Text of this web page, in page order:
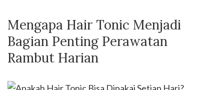
Mengapa Hair Tonic Menjadi
Bagian Penting Perawatan
Rambut Harian